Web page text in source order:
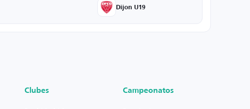
Dijon U19
Clubes Campeonatos